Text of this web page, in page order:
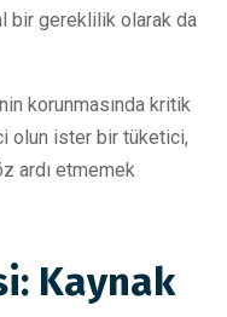
bir gereklilik olarak da
korunmasında kritik
olun ister bir tüketici,
ardı etmemek
Kaynak